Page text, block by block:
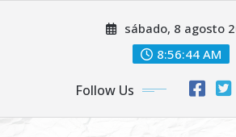
sábado, 8 agosto
8:56:44 AM
Follow Us